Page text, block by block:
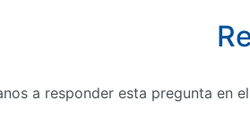
a responder esta pregunta en